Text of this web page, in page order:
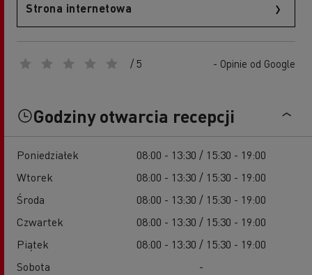
Strona internetowa
/ 5 - Opinie od Google
Godziny otwarcia recepcji
Poniedziałek
08:00 - 13:30 / 15:30 - 19:00
Wtorek
08:00 - 13:30 / 15:30 - 19:00
Środa
08:00 - 13:30 / 15:30 - 19:00
Czwartek
08:00 - 13:30 / 15:30 - 19:00
Piątek
08:00 - 13:30 / 15:30 - 19:00
Sobota
-